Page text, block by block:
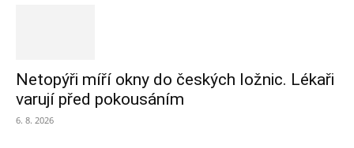
Netopýři míří okny do českých ložnic. Lékaři
varují před pokousáním
6. 8. 2026